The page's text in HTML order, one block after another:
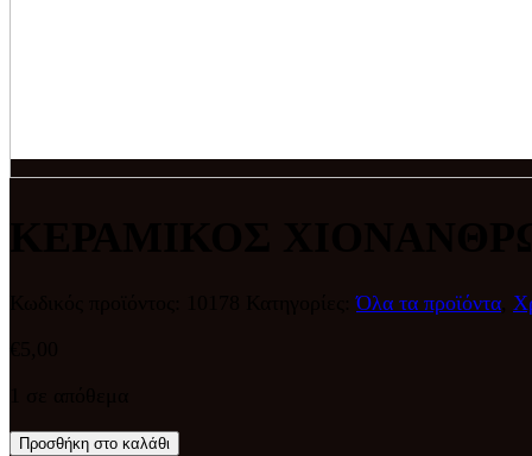
Κατηγορίες:Όλα τα προϊόντα
Προσθήκη στο καλάθι